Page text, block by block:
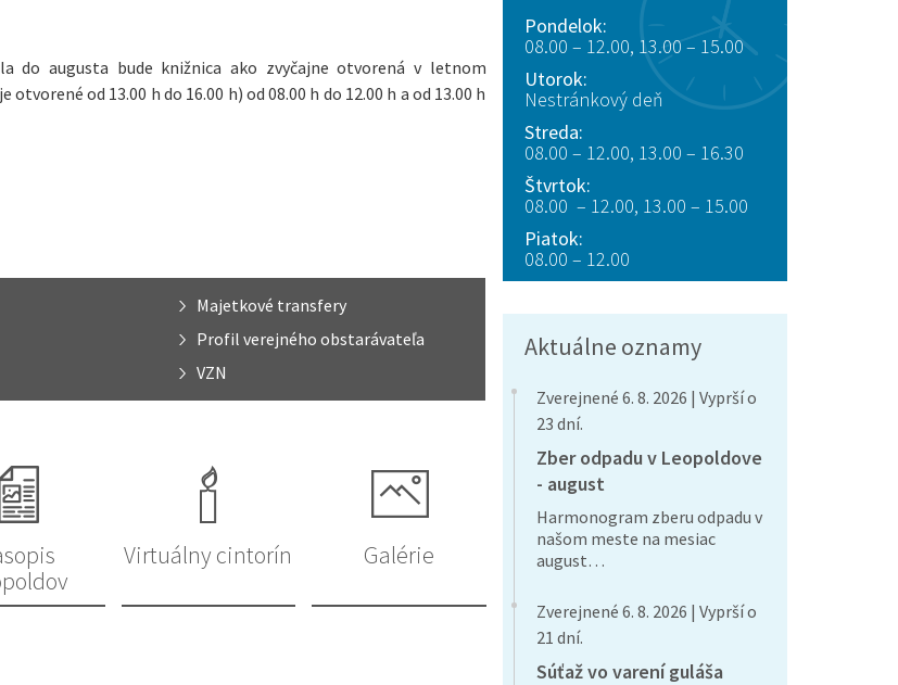
do augusta bude knižnica ako zvyčajne otvorená v letnom
od 13.00 h do 16.00 h) od 08.00 h do 12.00 h a od 13.00 h
Majetkové transfery
Profil verejného obstarávateľa
VZN
Virtuálny cintorín Galérie
Pondelok:
08.00 – 12.00, 13.00 – 15.00
Utorok:
Nestránkový deň
Streda:
08.00 – 12.00, 13.00 – 16.30
Štvrtok:
08.00 – 12.00, 13.00 – 15.00
Piatok:
08.00 – 12.00
Aktuálne oznamy
Zverejnené 6. 8. 2026 | Vyprší o
23 dní.
Zber odpadu v Leopoldove
- august
Harmonogram zberu odpadu v
našom meste na mesiac
august…
Zverejnené 6. 8. 2026 | Vyprší o
21 dní.
Súťaž vo varení guláša